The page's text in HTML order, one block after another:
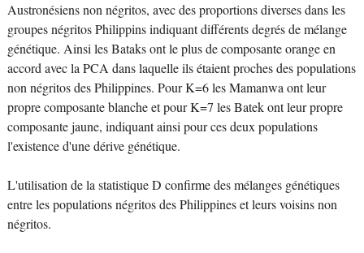
Austronésiens non négritos, avec des proportions diverses dans les
groupes négritos Philippins indiquant différents degrés de mélange
génétique. Ainsi les Bataks ont le plus de composante orange en
accord avec la PCA dans laquelle ils étaient proches des populations
non négritos des Philippines. Pour K=6 les Mamanwa ont leur
propre composante blanche et pour K=7 les Batek ont leur propre
composante jaune, indiquant ainsi pour ces deux populations
l'existence d'une dérive génétique.
L'utilisation de la statistique D confirme des mélanges génétiques
entre les populations négritos des Philippines et leurs voisins non
négritos.